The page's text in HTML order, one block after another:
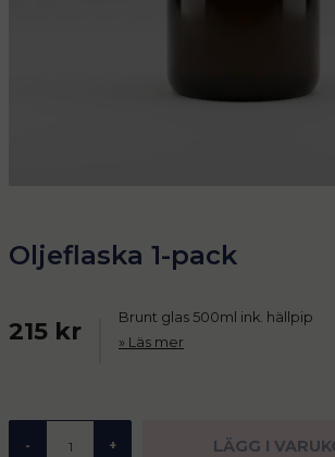
Oljeflaska 1-pack
215 kr
Brunt glas 500ml ink. hällpip
Läs mer
- + LÄGG I